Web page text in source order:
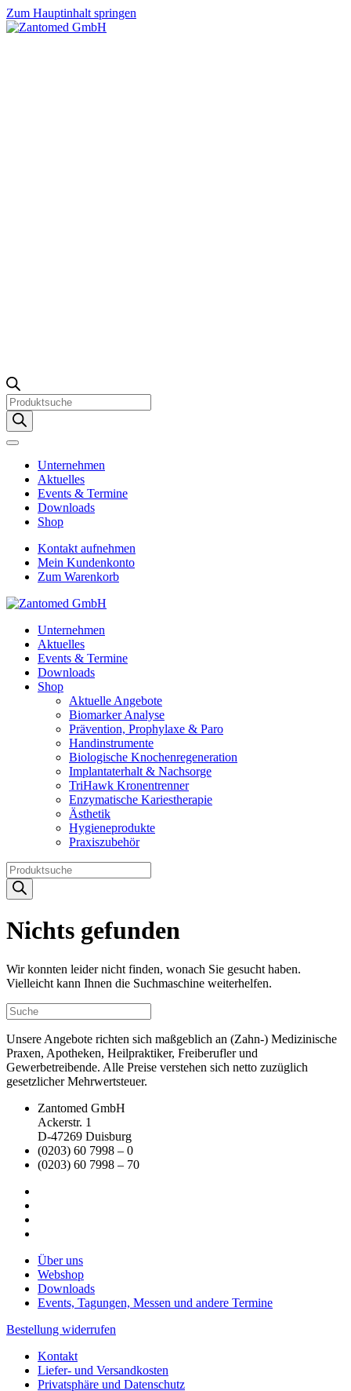
Zum Hauptinhalt springen
Products
search
Unternehmen
Aktuelles
Events & Termine
Downloads
Shop
Kontakt aufnehmen
Mein Kundenkonto
Zum Warenkorb
Unternehmen
Aktuelles
Events & Termine
Downloads
Shop
Aktuelle Angebote
Biomarker Analyse
Prävention, Prophylaxe & Paro
Handinstrumente
Biologische Knochenregeneration
Implantaterhalt & Nachsorge
TriHawk Kronentrenner
Enzymatische Kariestherapie
Ästhetik
Hygieneprodukte
Praxiszubehör
Products
search
Nichts gefunden
Wir konnten leider nicht finden, wonach Sie gesucht haben.
Vielleicht kann Ihnen die Suchmaschine weiterhelfen.
Unsere Angebote richten sich maßgeblich an (Zahn-) Medizinische
Praxen, Apotheken, Heilpraktiker, Freiberufler und
Gewerbetreibende. Alle Preise verstehen sich netto zuzüglich
gesetzlicher Mehrwertsteuer.
Zantomed GmbH
Ackerstr. 1
D-47269 Duisburg
(0203) 60 7998 – 0
(0203) 60 7998 – 70
Über uns
Webshop
Downloads
Events, Tagungen, Messen und andere Termine
Bestellung widerrufen
Kontakt
Liefer- und Versandkosten
Privatsphäre und Datenschutz